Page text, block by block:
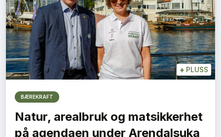
+ PLUSS
BÆREKRAFT
Natur, arealbruk og matsikkerhet
på agendaen under Arendalsuka